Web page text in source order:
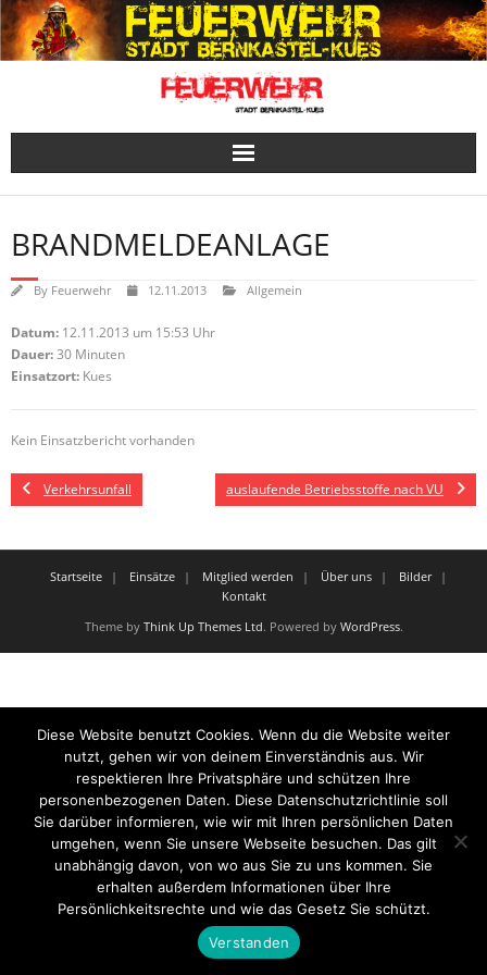
Skip
to
content
BRANDMELDEANLAGE
By Feuerwehr 12.11.2013 Allgemein
Datum: 12.11.2013 um 15:53 Uhr
Dauer:30 Minuten
Einsatzort: Kues
Kein Einsatzbericht vorhanden
Verkehrsunfall auslaufende Betriebsstoffe nach VU
Startseite Einsätze Mitglied werden Über uns
Bilder
Kontakt
Theme by Think Up Themes Ltd. Powered by WordPress.
Diese Website benutzt Cookies. Wenn du die Website weiter
nutzt, gehen wir von deinem Einverständnis aus. Wir
respektieren Ihre Privatsphäre und schützen Ihre
personenbezogenen Daten. Diese Datenschutzrichtlinie soll
Sie darüber informieren, wie wir mit Ihren persönlichen Daten
umgehen, wenn Sie unsere Webseite besuchen. Das gilt
unabhängig davon, von wo aus Sie zu uns kommen. Sie
erhalten außerdem Informationen über Ihre
Persönlichkeitsrechte und wie das Gesetz Sie schützt.
Verstanden